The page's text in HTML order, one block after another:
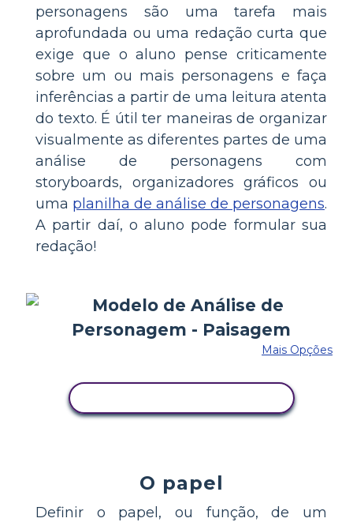
personagens são uma tarefa mais
aprofundada ou uma redação curta que
exige que o aluno pense criticamente
sobre um ou mais personagens e faça
inferências a partir de uma leitura atenta
do texto. É útil ter maneiras de organizar
visualmente as diferentes partes de uma
análise de personagens com
storyboards, organizadores gráficos ou
uma planilha de análise de personagens.
A partir daí, o aluno pode formular sua
redação!
Mais Opções
O papel
Definir o papel, ou função, de um